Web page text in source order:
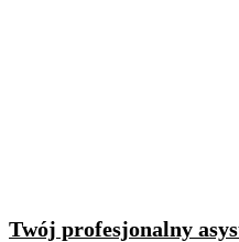
Twój profesjonalny